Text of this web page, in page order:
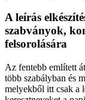
A leírás
szabványok,
felsorolására
Az fentebb említett
több szabályban és
melyekből itt csak a